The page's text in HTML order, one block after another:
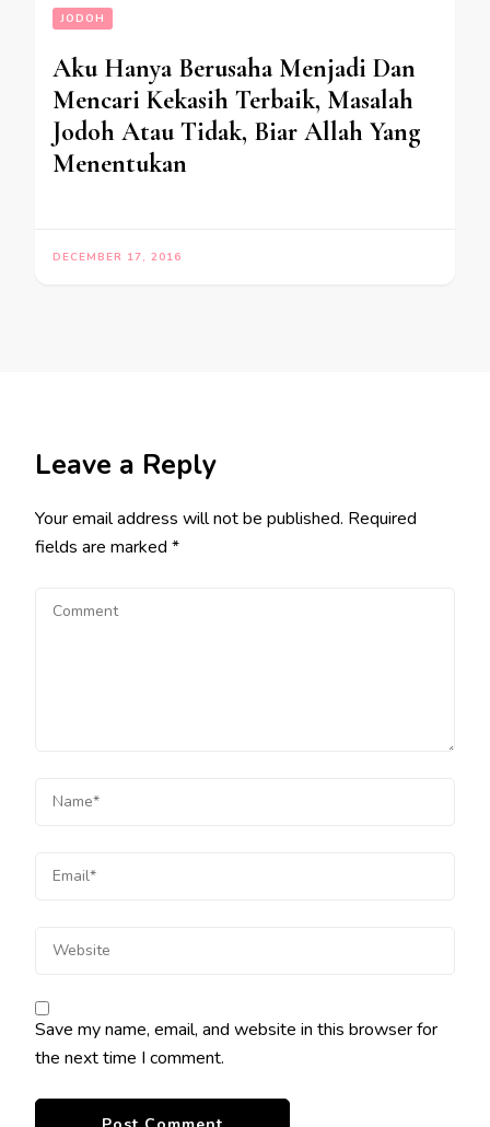
JODOH
Aku Hanya Berusaha Menjadi Dan
Mencari Kekasih Terbaik, Masalah
Jodoh Atau Tidak, Biar Allah Yang
Menentukan
DECEMBER 17, 2016
Leave a Reply
Your email address will not be published. Required
fields are marked *
Save my name, email, and website in this browser for
the next time I comment.